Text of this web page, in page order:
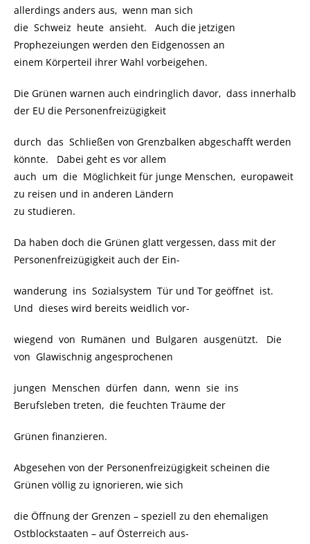
allerdings anders aus, wenn man sich
die Schweiz heute ansieht. Auch die jetzigen
Prophezeiungen werden den Eidgenossen an
einem Körperteil ihrer Wahl vorbeigehen.
Die Grünen warnen auch eindringlich davor, dass innerhalb
der EU die Personenfreizügigkeit
durch das Schließen von Grenzbalken abgeschafft werden
könnte. Dabei geht es vor allem
auch um die Möglichkeit für junge Menschen, europaweit
zu reisen und in anderen Ländern
zu studieren.
Da haben doch die Grünen glatt vergessen, dass mit der
Personenfreizügigkeit auch der Ein-
wanderung ins Sozialsystem Tür und Tor geöffnet ist.
Und dieses wird bereits weidlich vor-
wiegend von Rumänen und Bulgaren ausgenützt. Die
von Glawischnig angesprochenen
jungen Menschen dürfen dann, wenn sie ins
Berufsleben treten, die feuchten Träume der
Grünen finanzieren.
Abgesehen von der Personenfreizügigkeit scheinen die
Grünen völlig zu ignorieren, wie sich
die Öffnung der Grenzen – speziell zu den ehemaligen
Ostblockstaaten – auf Österreich aus-